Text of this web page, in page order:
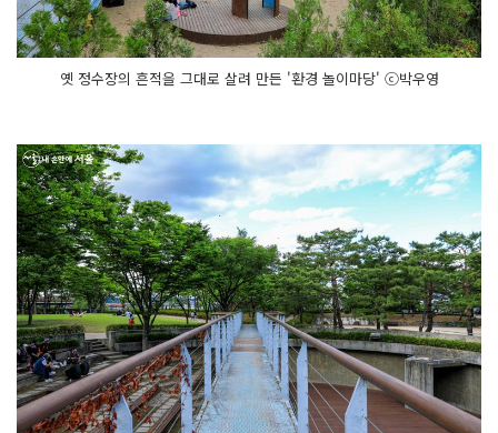
옛 정수장의 흔적을 그대로 살려 만든 '환경 놀이마당' ⓒ박우영